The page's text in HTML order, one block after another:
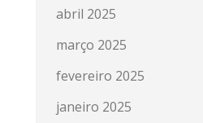
abril 2025
março 2025
fevereiro 2025
janeiro 2025